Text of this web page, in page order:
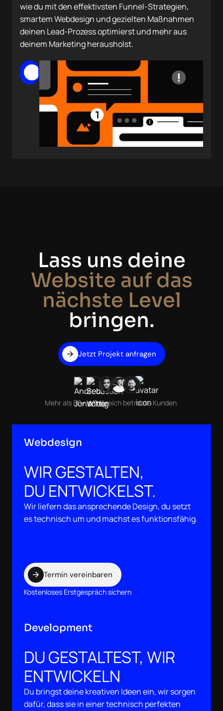
wie du mit den effektivsten Funnel-Strategien,
smartem Webdesign und gezielten Maßnahmen
deinen Lead-Prozess optimierst und mehr aus
deinem Marketing herausholst.
Mehr lesen
Lass uns deine
Website auf das
nächste Level
bringen.
Jetzt Projekt anfragen
Mehr als 80+ erfolgreich betreute Kunden.
Webdesign
WIR GESTALTEN,
DU ENTWICKELST.
Wir liefern das ansprechende Design, du setzt
es technisch um und machst es funktionsfähig.
Termin vereinbaren
Kostenloses Erstgespräch sichern
Development
DU GESTALTEST, WIR
ENTWICKELN
Du bringst deine kreativen Ideen ein, wir sorgen
dafür, dass sie in einer technisch perfekten